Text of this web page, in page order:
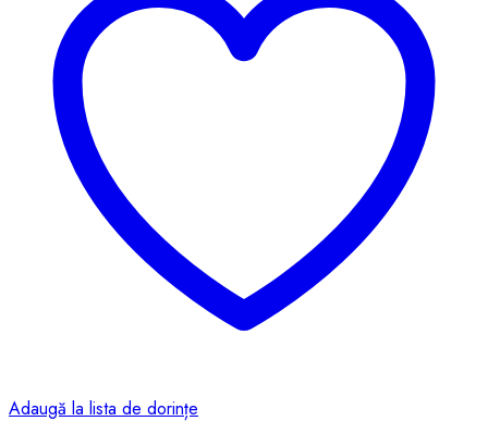
Adaugă la lista de dorințe